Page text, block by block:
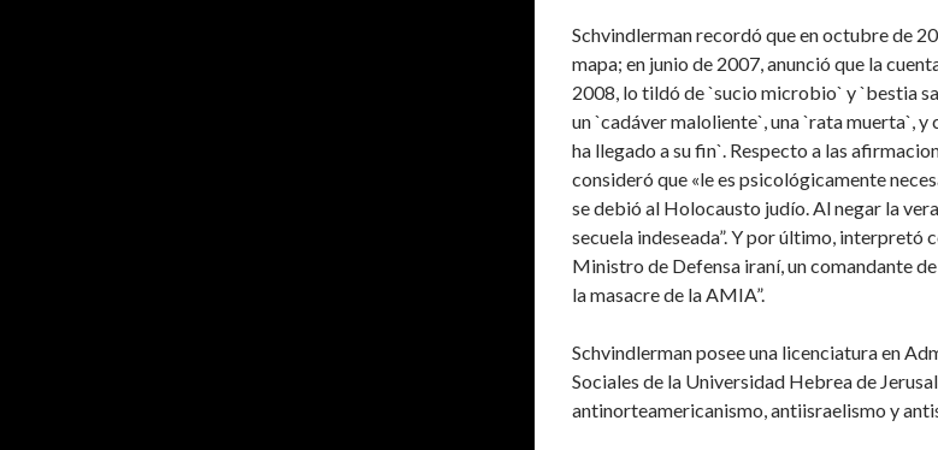
Schvindlerman recordó que en octubre de
mapa; en junio de 2007, anunció que la
2008, lo tildó de `sucio microbio` y `bestia
un `cadáver maloliente`, una `rata muerta`,
ha llegado a su fin`. Respecto a las
consideró que «le es psicológicamente
se debió al Holocausto judío. Al negar la
secuela indeseada”. Y por último, interpretó
Ministro de Defensa iraní, un comandante
la masacre de la AMIA”.
Schvindlerman posee una licenciatura en
Sociales de la Universidad Hebrea de
antinorteamericanismo, antiisraelismo y